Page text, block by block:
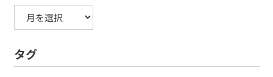
ー
カ
タグ